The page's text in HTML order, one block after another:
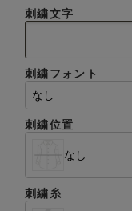
刺繍文字
刺繍フォント
なし
刺繍位置
なし
刺繍糸